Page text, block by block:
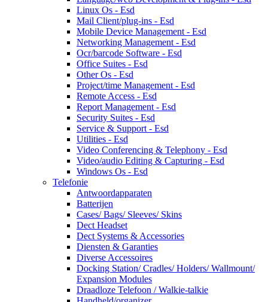
Linux Os - Esd
Mail Client/plug-ins - Esd
Mobile Device Management - Esd
Networking Management - Esd
Ocr/barcode Software - Esd
Office Suites - Esd
Other Os - Esd
Project/time Management - Esd
Remote Access - Esd
Report Management - Esd
Security Suites - Esd
Service & Support - Esd
Utilities - Esd
Video Conferencing & Telephony - Esd
Video/audio Editing & Capturing - Esd
Windows Os - Esd
Telefonie
Antwoordapparaten
Batterijen
Cases/ Bags/ Sleeves/ Skins
Dect Headset
Dect Systems & Accessories
Diensten & Garanties
Diverse Accessoires
Docking Station/ Cradles/ Holders/ Wallmount/
Expansion Modules
Draadloze Telefoon / Walkie-talkie